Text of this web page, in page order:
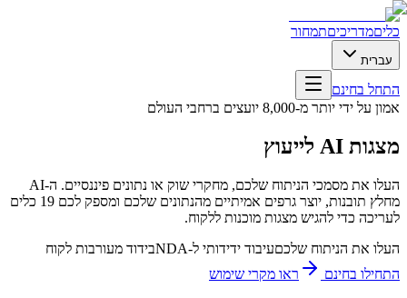
כליםמדריכיםתמחור
עברית
התחל בחינם
אמון על ידי יותר מ-8,000 יועצים ברחבי העולם
מצגות AI לייעוץ
העלו את מסמכי הניתוח שלכם, מחקרי שוק או נתונים פיננסיים. ה-AI
מחלץ תובנות, יוצר גרפים אמיתיים מהנתונים שלכם ומספק לכם 19 כלים
לעריכה כדי להגיש מצגות מוכנות ללקוח.
העלו את הניתוח שלכםעיבוד ידידותי ל-NDA
בידוד מעורבות לקוח
התחילו בחינם
ראו מקרי שימוש